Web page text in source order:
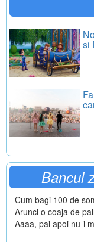
si
Bancul
- Cum bagi 100 de
- Arunci o coaja de
- Aaaa, pai apoi nu-i